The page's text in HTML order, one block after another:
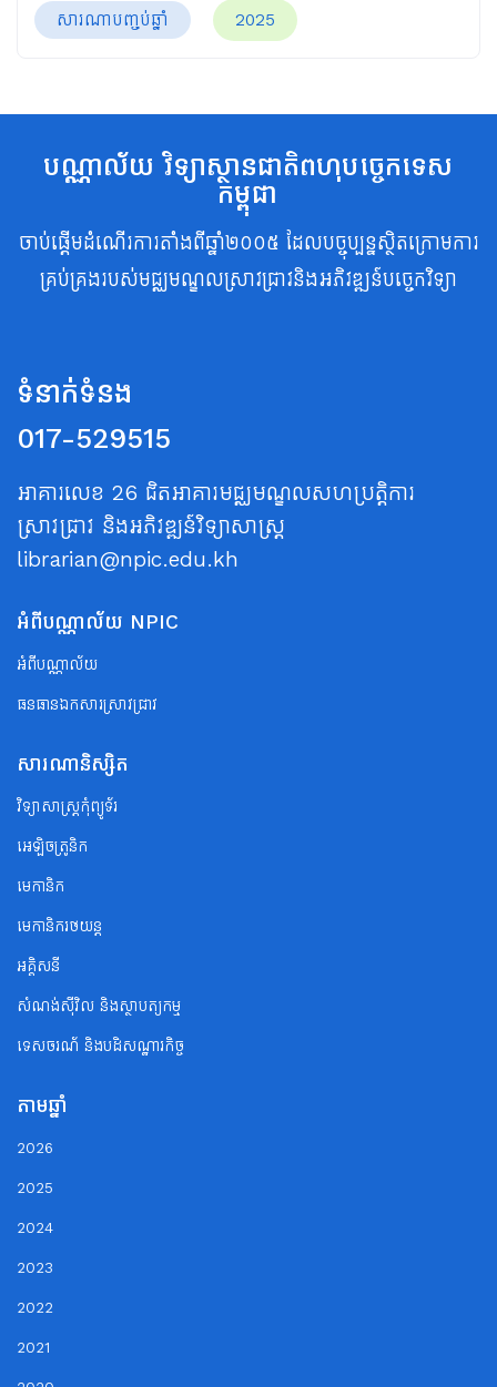
សារណាបញ្ចប់ឆ្នាំ 2025
បណ្ណាល័យ វិទ្យាស្ថានជាតិពហុបច្ចេកទេស
កម្ពុជា
ចាប់ផ្តើមដំណើរការតាំងពីឆ្នាំ២០០៥ ដែលបច្ចុប្បន្នស្ថិតក្រោមការ
គ្រប់គ្រងរបស់មជ្ឈមណ្ឌលស្រាវជ្រាវនិងអភិវឌ្ឍន៍បច្ចេកវិទ្យា
ទំនាក់ទំនង
017-529515
អាគារលេខ 26 ជិតអាគារមជ្ឈមណ្ឌលសហប្រត្តិការ
ស្រាវជ្រាវ និងអភិវឌ្ឍន៍វិទ្យាសាស្ត្រ
librarian@npic.edu.kh
អំពីបណ្ណាល័យ NPIC
អំពីបណ្ណាល័យ
ធនធានឯកសារស្រាវជ្រាវ
សារណានិស្សិត
វិទ្យាសាស្ត្រកុំព្យូទ័រ
អេឡិចត្រូនិក
មេកានិក
មេកានិករថយន្ត
អគ្គិសនី
សំណង់ស៊ីវិល និងស្ថាបត្យកម្ម
ទេសចរណ័ និងបដិសណ្ឋារកិច្ច
តាមឆ្នាំ
2026
2025
2024
2023
2022
2021